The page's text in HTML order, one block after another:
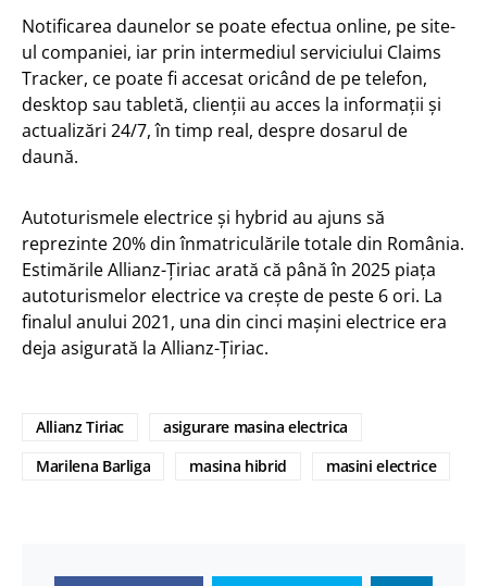
Notificarea daunelor se poate efectua online, pe site-
ul companiei, iar prin intermediul serviciului Claims
Tracker, ce poate fi accesat oricând de pe telefon,
desktop sau tabletă, clienții au acces la informații și
actualizări 24/7, în timp real, despre dosarul de
daună.
Autoturismele electrice și hybrid au ajuns să
reprezinte 20% din înmatriculările totale din România.
Estimările Allianz-Țiriac arată că până în 2025 piața
autoturismelor electrice va crește de peste 6 ori. La
finalul anului 2021, una din cinci mașini electrice era
deja asigurată la Allianz-Țiriac.
Allianz Tiriac
asigurare masina electrica
Marilena Barliga
masina hibrid masini electrice